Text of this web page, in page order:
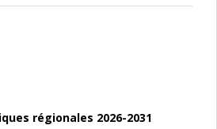
régionales 2026-2031